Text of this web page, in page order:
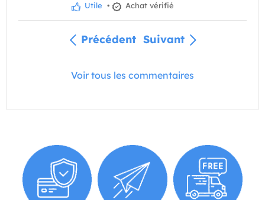
Utile • Achat vérifié
Précédent Suivant
Voir tous les commentaires